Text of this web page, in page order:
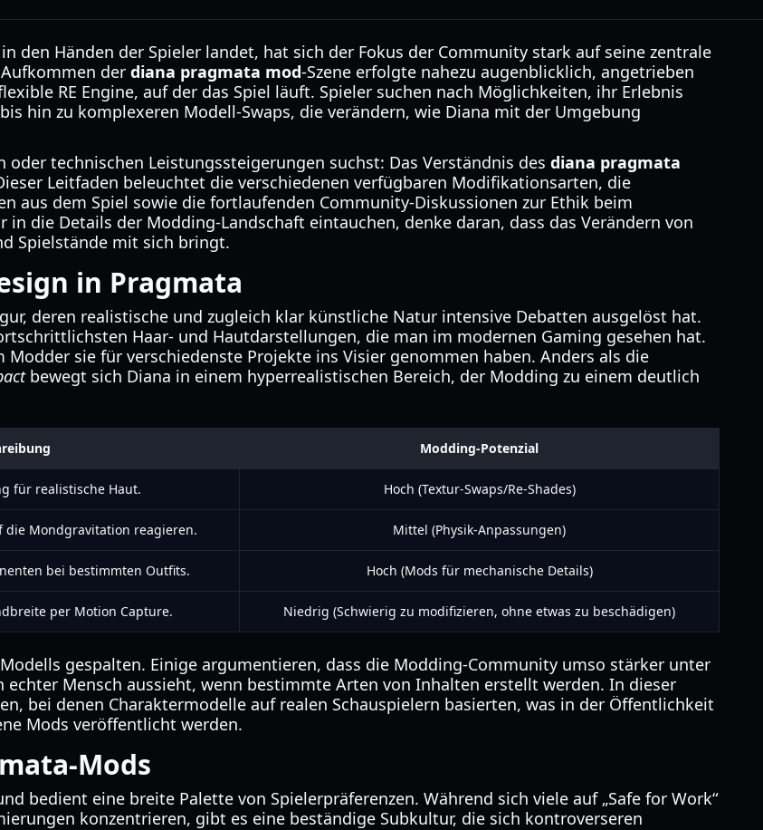
den Händen der Spieler landet, hat sich der Fokus der Community stark auf seine zentrale
der diana pragmata mod-Szene erfolgte nahezu augenblicklich, angetrieben
RE Engine, auf der das Spiel läuft. Spieler suchen nach Möglichkeiten, ihr Erlebnis
hin zu komplexeren Modell-Swaps, die verändern, wie Diana mit der Umgebung
technischen Leistungssteigerungen suchst: Das Verständnis des diana pragmata
Leitfaden beleuchtet die verschiedenen verfügbaren Modifikationsarten, die
aus dem Spiel sowie die fortlaufenden Community-Diskussionen zur Ethik beim
die Details der Modding-Landschaft eintauchen, denke daran, dass das Verändern von
Spielstände mit sich bringt.
in Pragmata
deren realistische und zugleich klar künstliche Natur intensive Debatten ausgelöst hat.
Haar- und Hautdarstellungen, die man im modernen Gaming gesehen hat.
sie für verschiedenste Projekte ins Visier genommen haben. Anders als die
bewegt sich Diana in einem hyperrealistischen Bereich, der Modding zu einem deutlich
Modding-Potenzial
für realistische Haut. Hoch (Textur-Swaps/Re-Shades)
die Mondgravitation reagieren. Mittel (Physik-Anpassungen)
bei bestimmten Outfits. Hoch (Mods für mechanische Details)
per Motion Capture. Niedrig (Schwierig zu modifizieren, ohne etwas zu beschädigen)
gespalten. Einige argumentieren, dass die Modding-Community umso stärker unter
Mensch aussieht, wenn bestimmte Arten von Inhalten erstellt werden. In dieser
bei denen Charaktermodelle auf realen Schauspielern basierten, was in der Öffentlichkeit
Mods veröffentlicht werden.
Mods
bedient eine breite Palette von Spielerpräferenzen. Während sich viele auf „Safe for Work“
konzentrieren, gibt es eine beständige Subkultur, die sich kontroverseren